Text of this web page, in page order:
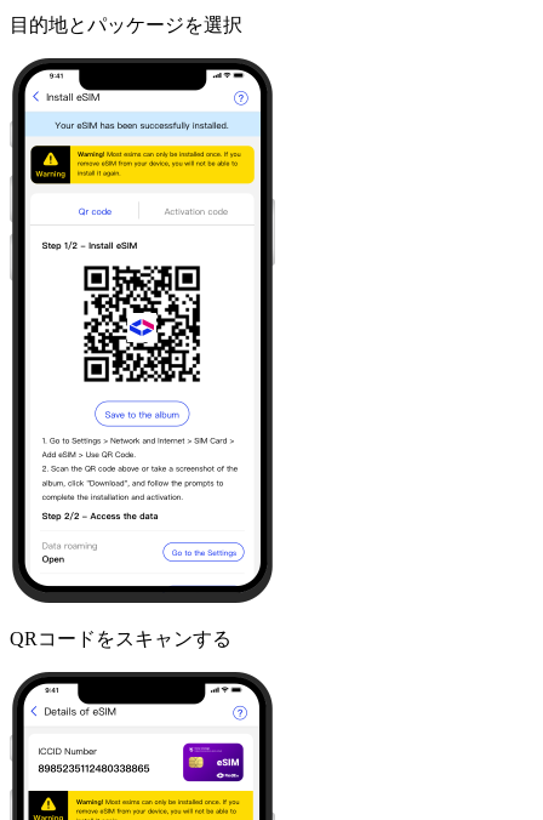
目的地とパッケージを選択
QRコードをスキャンする